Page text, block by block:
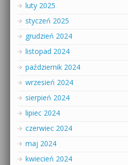
luty 2025
styczeń 2025
grudzień 2024
listopad 2024
październik 2024
wrzesień 2024
sierpień 2024
lipiec 2024
czerwiec 2024
maj 2024
kwiecień 2024